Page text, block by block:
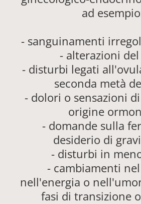
ad
- sanguinamenti
- alterazioni
- disturbi legati
seconda metà
- dolori o sensazioni
origine
- domande sulla
desiderio di
- disturbi in
- cambiamenti
nell'energia o
fasi di transizione